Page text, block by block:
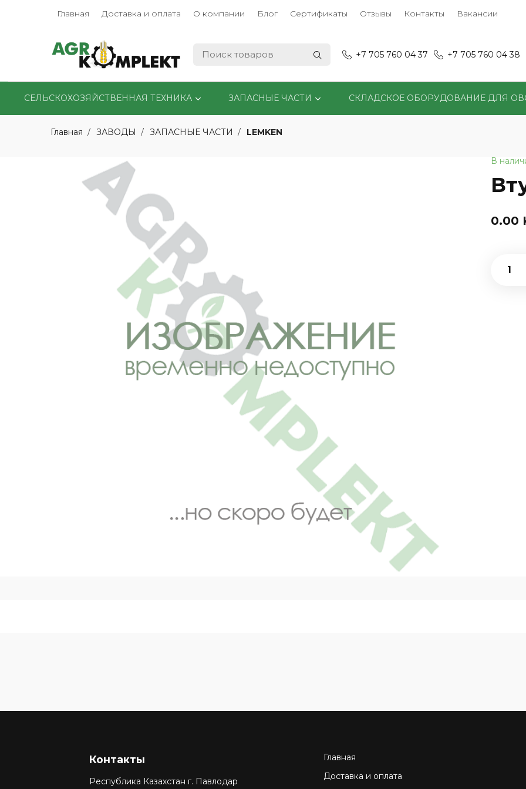
Главная Доставка и оплата О компании Блог Сертификаты Отзывы Контакты Вакансии
+7 705 760 04 37 +7 705 760 04 38
СЕЛЬСКОХОЗЯЙСТВЕННАЯ ТЕХНИКА ЗАПАСНЫЕ ЧАСТИ СКЛАДСКОЕ ОБОРУДОВАНИЕ ДЛЯ
Главная ЗАВОДЫ ЗАПАСНЫЕ ЧАСТИ LEMKEN
В
0.00
Главная
Доставка и оплата
Контакты
Республика Казахстан г. Павлодар